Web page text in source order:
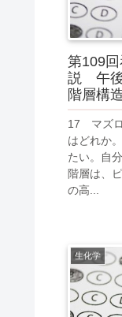
第109
説 午後
階層構
17 マズロ
はどれか
たい。自
階層は、
の高...
生化学